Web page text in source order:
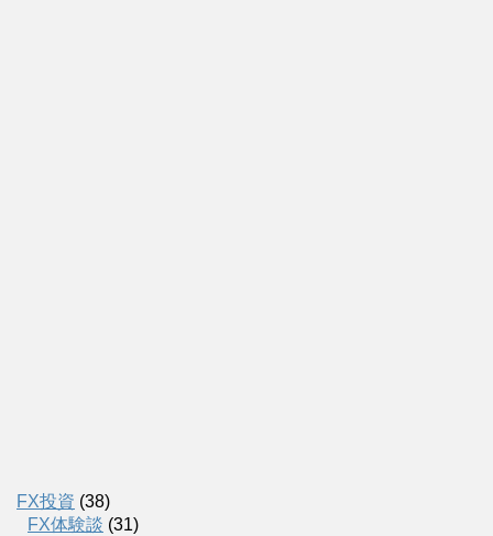
FX投資 (38)
FX体験談 (31)